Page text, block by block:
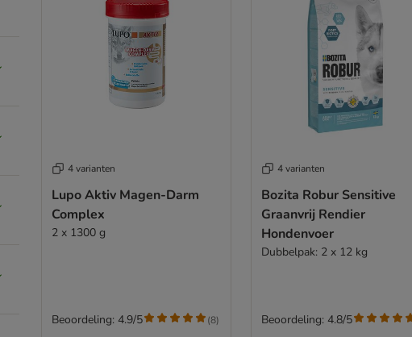
4 varianten
Lupo Aktiv Magen-Darm
Complex
2 x 1300 g
Beoordeling: 4.9/5 (8)
4 varianten
Bozita Robur Sensitive
Graanvrij Rendier
Hondenvoer
Dubbelpak: 2 x 12 kg
Beoordeling: 4.8/5